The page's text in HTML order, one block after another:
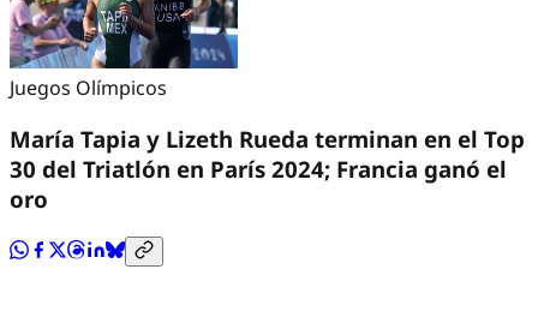
Juegos Olímpicos
María Tapia y Lizeth Rueda terminan en el Top
30 del Triatlón en París 2024; Francia ganó el
oro